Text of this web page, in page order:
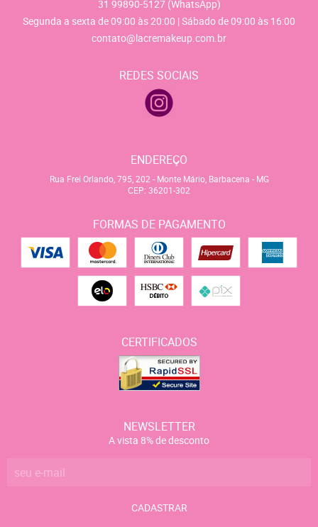
31 99890-5127 (WhatsApp)
Segunda a sexta de 09:00 às 20:00 | Sábado de 09:00 às 16:00
contato@lacremakeup.com.br
REDES SOCIAIS
ENDEREÇO
Rua Frei Orlando, 795, 202 - Monte Mário, Barbacena - MG
CEP: 36201-302
FORMAS DE PAGAMENTO
CERTIFICADOS
NEWSLETTER
A vista 8% de desconto
CADASTRAR